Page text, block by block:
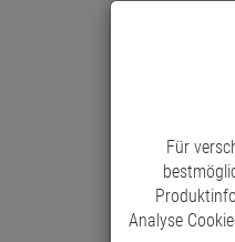
Für
Analyse